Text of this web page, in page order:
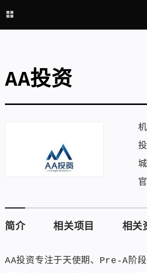
AA投资
简介 相关项目 相关
AA投资专注于天使期、Pre-A阶